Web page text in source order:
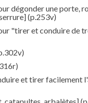
dégonder une porte,
(p.253v)
"tirer et conduire de
et tirer facilement